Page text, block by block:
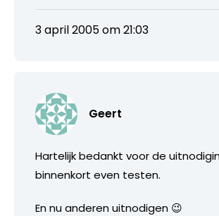
3 april 2005 om 21:03
Geert
Hartelijk bedankt voor de
binnenkort even testen.
En nu anderen uitnodigen 😉